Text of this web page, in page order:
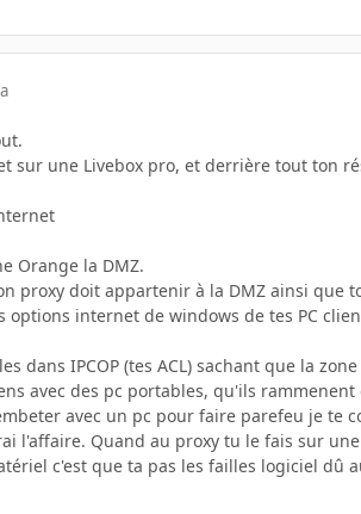
sur une Livebox pro, et derrière tout ton
Orange la DMZ.
proxy doit appartenir à la DMZ ainsi que
options internet de windows de tes PC
dans IPCOP (tes ACL) sachant que la
avec des pc portables, qu'ils
avec un pc pour faire parefeu je
l'affaire. Quand au proxy tu le fais sur
c'est que ta pas les failles logiciel dû